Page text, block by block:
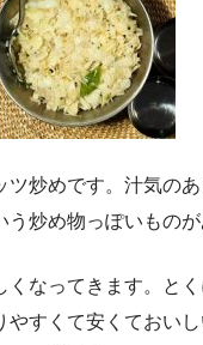
ツ炒めです。汁気の
う炒め物っぽいものが
くなってきます。と
やすくて安くておい